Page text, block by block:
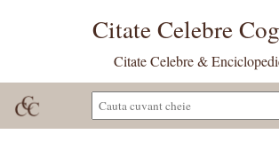
Citate Celebre
Citate Celebre &